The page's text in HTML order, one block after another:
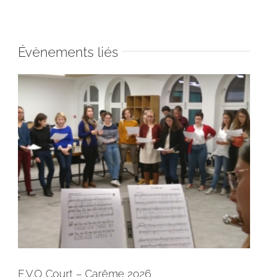
Évènements liés
E.V.O Court – Carême 2026